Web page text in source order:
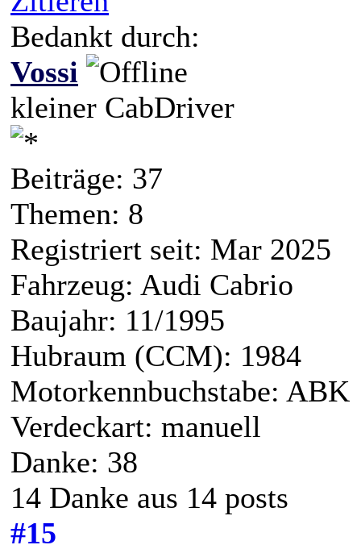
Bedankt durch:
Vossi
kleiner CabDriver
Beiträge: 37
Themen: 8
Registriert seit: Mar 2025
Fahrzeug: Audi Cabrio
Baujahr: 11/1995
Hubraum (CCM): 1984
Motorkennbuchstabe: ABK
Verdeckart: manuell
Danke: 38
14 Danke aus 14 posts
#15